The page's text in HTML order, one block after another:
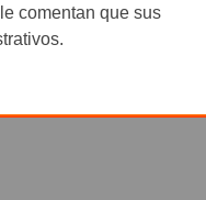
comentan que sus